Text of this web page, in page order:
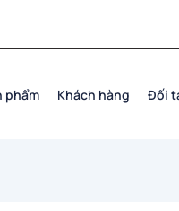
phẩm Khách hàng Đối